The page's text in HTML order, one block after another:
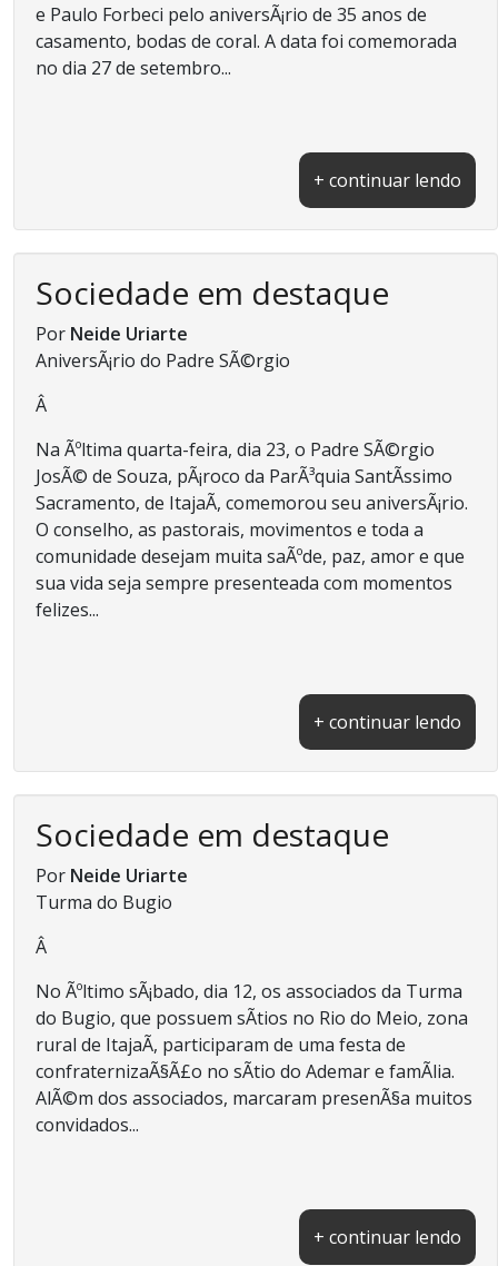
e Paulo Forbeci pelo aniversÃ¡rio de 35 anos de
casamento, bodas de coral. A data foi comemorada
no dia 27 de setembro...
+ continuar lendo
Sociedade em destaque
Por Neide Uriarte
AniversÃ¡rio do Padre SÃ©rgio
Â
Na Ãºltima quarta-feira, dia 23, o Padre SÃ©rgio
JosÃ© de Souza, pÃ¡roco da ParÃ³quia SantÃ­ssimo
Sacramento, de ItajaÃ­, comemorou seu aniversÃ¡rio.
O conselho, as pastorais, movimentos e toda a
comunidade desejam muita saÃºde, paz, amor e que
sua vida seja sempre presenteada com momentos
felizes...
+ continuar lendo
Sociedade em destaque
Por Neide Uriarte
Turma do Bugio
Â
No Ãºltimo sÃ¡bado, dia 12, os associados da Turma
do Bugio, que possuem sÃ­tios no Rio do Meio, zona
rural de ItajaÃ­, participaram de uma festa de
confraternizaÃ§Ã£o no sÃ­tio do Ademar e famÃ­lia.
AlÃ©m dos associados, marcaram presenÃ§a muitos
convidados...
+ continuar lendo